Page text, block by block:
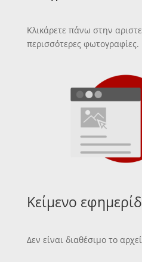
Κλικάρετε πάνω στην
περισσότερες φωτογραφίες.
Κείμενο
Δεν είναι διαθέσιμο το